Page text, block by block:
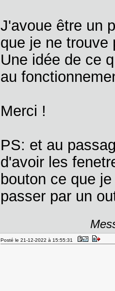
J'avoue être un
que je ne trouve
Une idée de ce
au
Merci !
PS: et au
d'avoir les
bouton ce que
passer par un
Posté le 21-12-2022 à 15:55:31